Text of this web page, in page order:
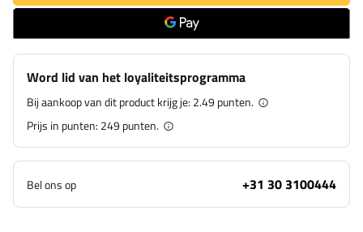
Word lid van het loyaliteitsprogramma
Bij aankoop van dit product krijg je: 2.49 punten.
Prijs in punten: 249punten.
Bel ons op +31 30 3100444